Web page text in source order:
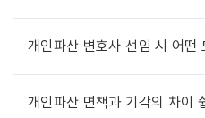
개인파산 변호사 선임 시 어떤
개인파산 면책과 기각의 차이